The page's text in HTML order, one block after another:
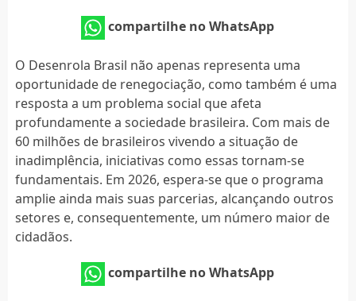
compartilhe no WhatsApp
O Desenrola Brasil não apenas representa uma
oportunidade de renegociação, como também é uma
resposta a um problema social que afeta
profundamente a sociedade brasileira. Com mais de
60 milhões de brasileiros vivendo a situação de
inadimplência, iniciativas como essas tornam-se
fundamentais. Em 2026, espera-se que o programa
amplie ainda mais suas parcerias, alcançando outros
setores e, consequentemente, um número maior de
cidadãos.
compartilhe no WhatsApp